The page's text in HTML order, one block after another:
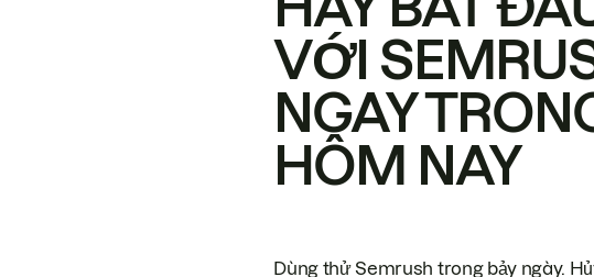
VỚI
NGAY
HÔM NAY
Dùng thử Semrush trong bảy ngày.